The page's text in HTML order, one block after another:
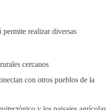
realizar diversas
cercanos
con otros pueblos de la